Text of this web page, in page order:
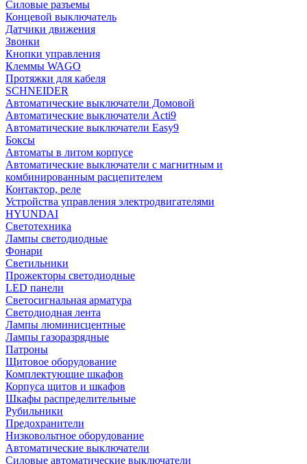
Силовые разъемы
Концевой выключатель
Датчики движения
Звонки
Кнопки управления
Клеммы WAGO
Протяжки для кабеля
SCHNEIDER
Автоматические выключатели Домовой
Автоматические выключатели Acti9
Автоматические выключатели Easy9
Боксы
Автоматы в литом корпусе
Автоматические выключатели с магнитным и
комбинированным расцепителем
Контактор, реле
Устройства управления электродвигателями
HYUNDAI
Светотехника
Лампы светодиодные
Фонари
Светильники
Прожекторы светодиодные
LED панели
Светосигнальная арматура
Светодиодная лента
Лампы люминисцентные
Лампы газоразрядные
Патроны
Щитовое оборудование
Комплектующие шкафов
Корпуса щитов и шкафов
Шкафы распределительные
Рубильники
Предохранители
Низковольтное оборудование
Автоматические выключатели
Силовые автоматические выключатели